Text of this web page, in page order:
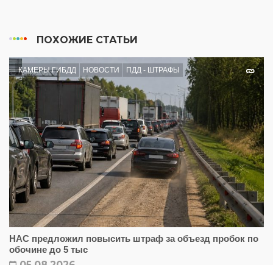
ПОХОЖИЕ СТАТЬИ
КАМЕРЫ ГИБДД НОВОСТИ ПДД - ШТРАФЫ
НАС предложил повысить штраф за объезд пробок по
обочине до 5 тыс